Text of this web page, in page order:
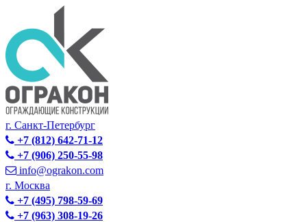
г. Санкт-Петербург
+7 (812) 642-71-12
+7 (906) 250-55-98
info@ograkon.com
г. Москва
+7 (495) 798-59-69
+7 (963) 308-19-26